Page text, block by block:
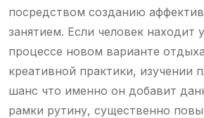
посредством созданию
занятием. Если человек находит
процессе новом варианте
креативной практики,
шанс что именно он добавит
рамки рутину, существенно